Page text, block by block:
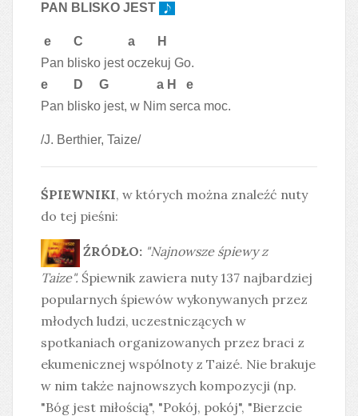
PAN BLISKO JEST
e C a H
Pan blisko jest oczekuj Go.
e D G a H e
Pan blisko jest, w Nim serca moc.
/J. Berthier, Taize/
ŚPIEWNIKI, w których można znaleźć nuty
do tej pieśni:
ŹRÓDŁO: "Najnowsze śpiewy z
Taize". Śpiewnik zawiera nuty 137 najbardziej
popularnych śpiewów wykonywanych przez
młodych ludzi, uczestniczących w
spotkaniach organizowanych przez braci z
ekumenicznej wspólnoty z Taizé. Nie brakuje
w nim także najnowszych kompozycji (np.
"Bóg jest miłością", "Pokój, pokój", "Bierzcie